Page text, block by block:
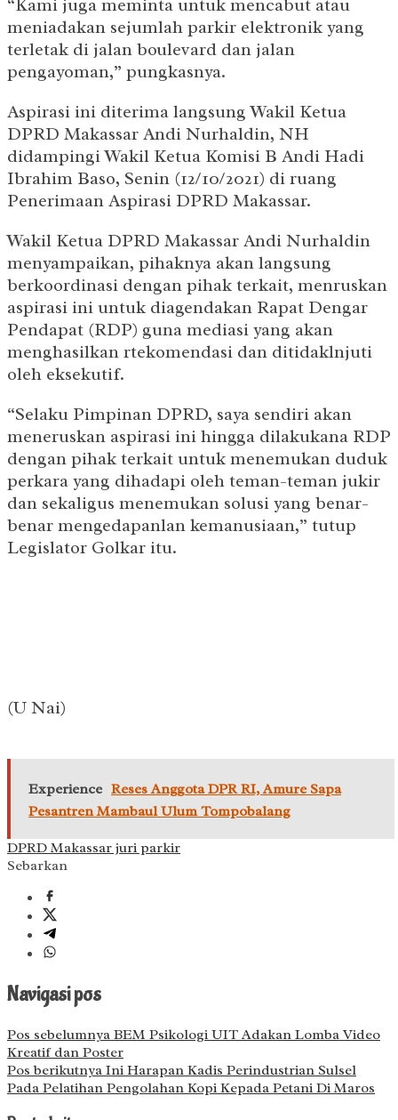
“Kami juga meminta untuk mencabut atau
meniadakan sejumlah parkir elektronik yang
terletak di jalan boulevard dan jalan
pengayoman,” pungkasnya.
Aspirasi ini diterima langsung Wakil Ketua
DPRD Makassar Andi Nurhaldin, NH
didampingi Wakil Ketua Komisi B Andi Hadi
Ibrahim Baso, Senin (12/10/2021) di ruang
Penerimaan Aspirasi DPRD Makassar.
Wakil Ketua DPRD Makassar Andi Nurhaldin
menyampaikan, pihaknya akan langsung
berkoordinasi dengan pihak terkait, menruskan
aspirasi ini untuk diagendakan Rapat Dengar
Pendapat (RDP) guna mediasi yang akan
menghasilkan rtekomendasi dan ditidaklnjuti
oleh eksekutif.
“Selaku Pimpinan DPRD, saya sendiri akan
meneruskan aspirasi ini hingga dilakukana RDP
dengan pihak terkait untuk menemukan duduk
perkara yang dihadapi oleh teman-teman jukir
dan sekaligus menemukan solusi yang benar-
benar mengedapanlan kemanusiaan,” tutup
Legislator Golkar itu.
(U Nai)
Experience Reses Anggota DPR RI, Amure Sapa
Pesantren Mambaul Ulum Tompobalang
DPRD Makassar juri parkir
Sebarkan
Navigasi pos
Pos sebelumnya BEM Psikologi UIT Adakan Lomba Video
Kreatif dan Poster
Pos berikutnya Ini Harapan Kadis Perindustrian Sulsel
Pada Pelatihan Pengolahan Kopi Kepada Petani Di Maros